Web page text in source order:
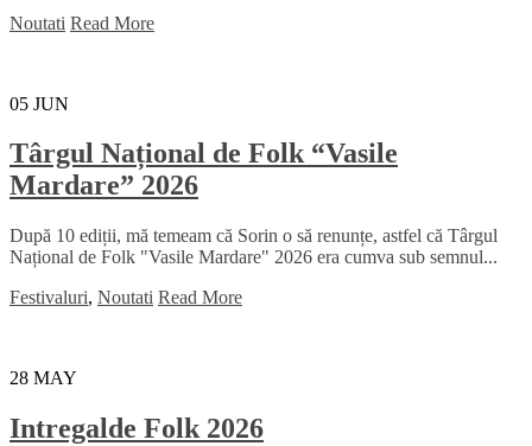
Noutati Read More
05 JUN
Târgul Național de Folk “Vasile
Mardare” 2026
După 10 ediții, mă temeam că Sorin o să renunțe, astfel că Târgul
Național de Folk "Vasile Mardare" 2026 era cumva sub semnul...
Festivaluri, Noutati Read More
28 MAY
Intregalde Folk 2026